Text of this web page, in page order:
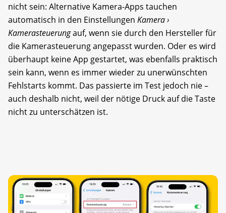
nicht sein: Alternative Kamera-Apps tauchen
automatisch in den Einstellungen Kamera ›
Kamerasteuerungauf, wenn sie durch den Hersteller für
die Kamerasteuerung angepasst wurden. Oder es wird
überhaupt keine App gestartet, was ebenfalls praktisch
sein kann, wenn es immer wieder zu unerwünschten
Fehlstarts kommt. Das passierte im Test jedoch nie –
auch deshalb nicht, weil der nötige Druck auf die Taste
nicht zu unterschätzen ist.